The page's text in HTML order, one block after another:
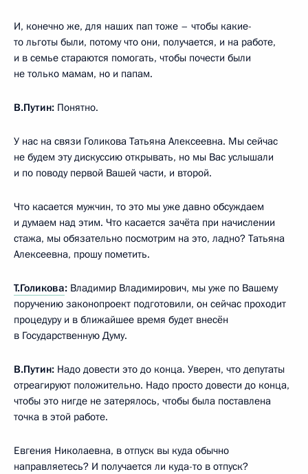
И, конечно же, для наших пап тоже – чтобы какие-
то льготы были, потому что они, получается, и на работе,
и в семье стараются помогать, чтобы почести были
не только мамам, но и папам.
В.Путин: Понятно.
У нас на связи Голикова Татьяна Алексеевна. Мы сейчас
не будем эту дискуссию открывать, но мы Вас услышали
и по поводу первой Вашей части, и второй.
Что касается мужчин, то это мы уже давно обсуждаем
и думаем над этим. Что касается зачёта при начислении
стажа, мы обязательно посмотрим на это, ладно? Татьяна
Алексеевна, прошу пометить.
Т.Голикова: Владимир Владимирович, мы уже по Вашему
поручению законопроект подготовили, он сейчас проходит
процедуру и в ближайшее время будет внесён
в Государственную Думу.
В.Путин: Надо довести это до конца. Уверен, что депутаты
отреагируют положительно. Надо просто довести до конца,
чтобы это нигде не затерялось, чтобы была поставлена
точка в этой работе.
Евгения Николаевна, в отпуск вы куда обычно
направляетесь? И получается ли куда-то в отпуск?